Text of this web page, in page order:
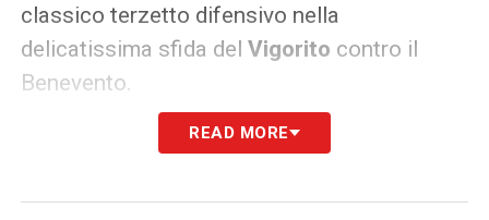
classico terzetto difensivo nella
delicatissima sfida del Vigorito contro il
Benevento.
Ceppitelli-Godin-Carbonidovranno
Caprari e provare a conquistare tre punti
READ MORE